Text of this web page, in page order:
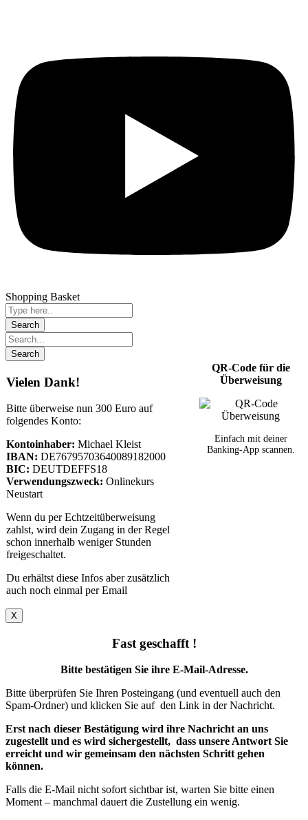
Shopping Basket
Vielen Dank!
Bitte überweise nun 300 Euro auf
folgendes Konto:
Kontoinhaber: Michael Kleist
IBAN: DE76795703640089182000
BIC: DEUTDEFFS18
Verwendungszweck: Onlinekurs
Neustart
Wenn du per Echtzeitüberweisung
zahlst, wird dein Zugang in der Regel
schon innerhalb weniger Stunden
freigeschaltet.
Du erhältst diese Infos aber zusätzlich
auch noch einmal per Email
QR-Code für die
Überweisung
Einfach mit deiner
Banking-App scannen.
X
Fast geschafft !
Bitte bestätigen Sie ihre E-Mail-Adresse.
Bitte überprüfen Sie Ihren Posteingang (und eventuell auch den
Spam-Ordner) und klicken Sie auf den Link in der Nachricht.
Erst nach dieser Bestätigung wird ihre Nachricht an uns
zugestellt und es wird sichergestellt, dass unsere Antwort Sie
erreicht und wir gemeinsam den nächsten Schritt gehen
können.
Falls die E-Mail nicht sofort sichtbar ist, warten Sie bitte einen
Moment – manchmal dauert die Zustellung ein wenig.